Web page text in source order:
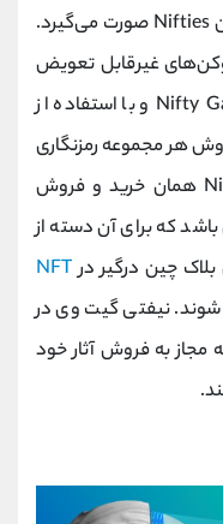
دهد. هر سه هفته یک‌ بار، کاهش این Nifties صورت می‌گیرد.
غیرقابل تعویض
می باشد. افراد از طریق بازار Nifty Gateway و با استفاده از
هر مجموعه رمزنگاری
را بلافاصله انجام دهند. تجارت Nifties همان خرید و فروش
که برای آن دسته از
چین درگیر درNFT
نیفتی گیت وی در
مجاز به فروش آثار خود